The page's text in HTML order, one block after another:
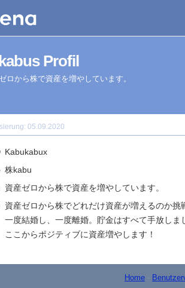
Profil
ロから株で資産を増やしています。
05.09.2020
Kabukabux
株kabu
資産ゼロから株で資産を増やしています。
資産ゼロから株でどれだけ資産が増えるのか挑
一度結婚し、一度離婚。貯金はすべて手放しま
ここからポジティブに資産増やします！
Home -